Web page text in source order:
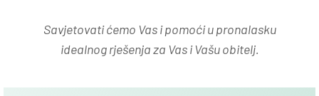
Savjetovati ćemo Vas i pomoći u pronalasku
idealnog rješenja za Vas i Vašu obitelj.